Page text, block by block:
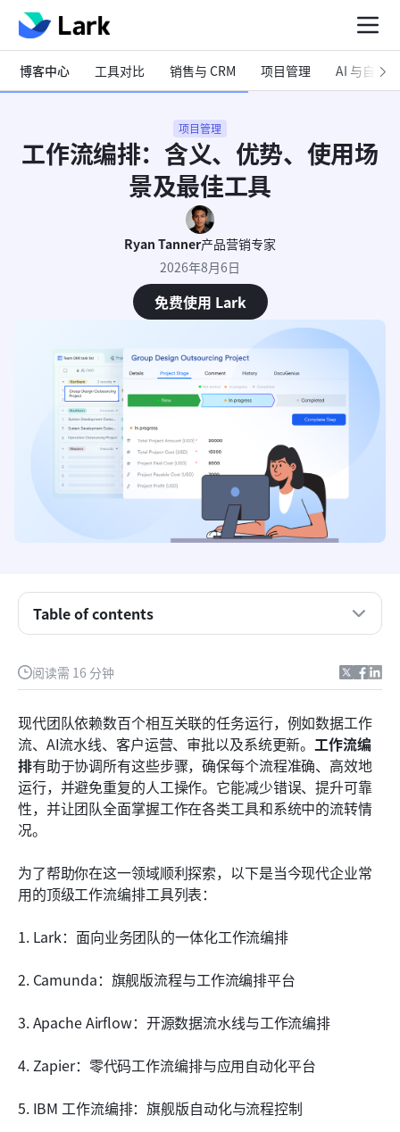
博客中心 工具对比 销售与 CRM 项目管理 AI 与自动化
项目管理
工作流编排：含义、优势、使用场
景及最佳工具
Ryan Tanner产品营销专家
2026年8月6日
免费使用 Lark
阅读需 16 分钟
现代团队依赖数百个相互关联的任务运行，例如数据工作
流、AI流水线、客户运营、审批以及系统更新。工作流编
排有助于协调所有这些步骤，确保每个流程准确、高效地
运行，并避免重复的人工操作。它能减少错误、提升可靠
性，并让团队全面掌握工作在各类工具和系统中的流转情
况。
为了帮助你在这一领域顺利探索，以下是当今现代企业常
用的顶级工作流编排工具列表：
1. Lark：面向业务团队的一体化工作流编排
2. Camunda：旗舰版流程与工作流编排平台
3. Apache Airflow：开源数据流水线与工作流编排
4. Zapier：零代码工作流编排与应用自动化平台
5. IBM 工作流编排：旗舰版自动化与流程控制
Table of contents
快速对比表：工作流编排工具
什么是工作流编排？
工作流编排的工作原理（核心组件）
工作流编排的关键用例
前八大工作流编排工具
选择工作流编排平台
为什么工作流编排在当今很重要
结论
相关阅读